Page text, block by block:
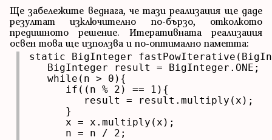
Ще забележите веднага, че тази реализация ще даде
резултат изключително по-бързо, отколкото
предишното решение. Итеративната реализация
освен това ще използва и по-оптимално паметта:
static BigInteger
   BigInteger result = BigInteger.ONE;
   while(n > 0){
      if((n % 2) == 1){
         result = result.multiply(x);
      }
      x = x.multiply(x);
      n = n / 2;